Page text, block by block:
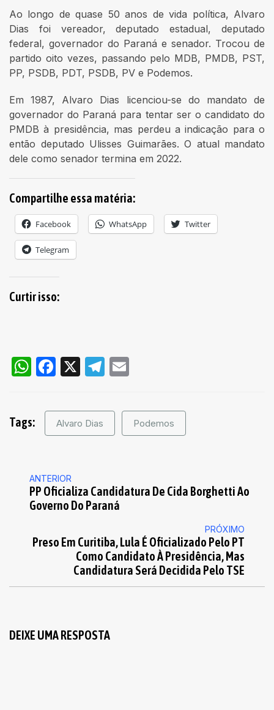
Ao longo de quase 50 anos de vida política, Alvaro
Dias foi vereador, deputado estadual, deputado
federal, governador do Paraná e senador. Trocou de
partido oito vezes, passando pelo MDB, PMDB, PST,
PP, PSDB, PDT, PSDB, PV e Podemos.
Em 1987, Alvaro Dias licenciou-se do mandato de
governador do Paraná para tentar ser o candidato do
PMDB à presidência, mas perdeu a indicação para o
então deputado Ulisses Guimarães. O atual mandato
dele como senador termina em 2022.
Compartilhe essa matéria:
Facebook WhatsApp Twitter
Telegram
Curtir isso:
WhatsApp
Facebook
X Telegram
Tags: Alvaro Dias Podemos
ANTERIOR
PP Oficializa Candidatura De Cida Borghetti Ao
Governo Do Paraná
PRÓXIMO
Preso Em Curitiba, Lula É Oficializado Pelo PT
Como Candidato À Presidência, Mas
Candidatura Será Decidida Pelo TSE
DEIXE UMA RESPOSTA